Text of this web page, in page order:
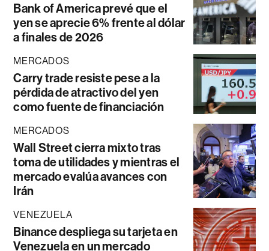
Bank of America prevé que el
yen se aprecie 6% frente al dólar
a finales de 2026
MERCADOS
Carry trade resiste pese a la
pérdida de atractivo del yen
como fuente de financiación
MERCADOS
Wall Street cierra mixto tras
toma de utilidades y mientras el
mercado evalúa avances con
Irán
VENEZUELA
Binance despliega su tarjeta en
Venezuela en un mercado